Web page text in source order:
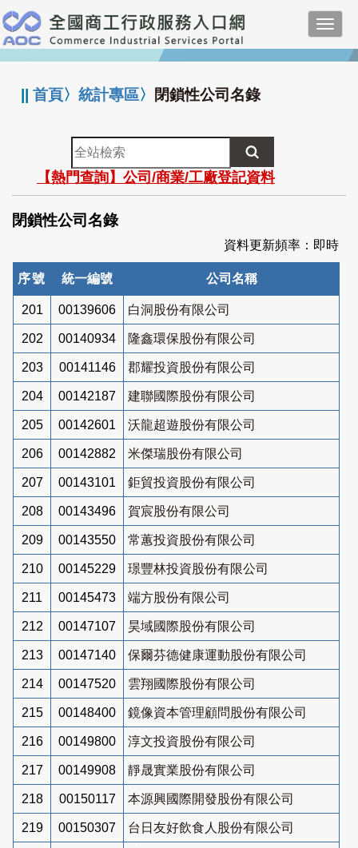
跳
到
主
要
:::
||首頁〉統計專區〉 閉鎖性公司名錄
全
站
檢
索
【熱門查詢】公司/商業/工廠登記資料
閉鎖性公司名錄
資料更新頻率：即時
序號 統一編號 公司名稱
201 00139606 白洞股份有限公司
202 00140934 隆鑫環保股份有限公司
203 00141146 郡耀投資股份有限公司
204 00142187 建聯國際股份有限公司
205 00142601 沃龍超遊股份有限公司
206 00142882 米傑瑞股份有限公司
207 00143101 鉅貿投資股份有限公司
208 00143496 賀宸股份有限公司
209 00143550 常蕙投資股份有限公司
210 00145229 璟豐林投資股份有限公司
211 00145473 端方股份有限公司
212 00147107 昊域國際股份有限公司
213 00147140 保爾芬德健康運動股份有限公司
214 00147520 雲翔國際股份有限公司
215 00148400 鏡像資本管理顧問股份有限公司
216 00149800 淳文投資股份有限公司
217 00149908 靜晟實業股份有限公司
218 00150117 本源興國際開發股份有限公司
219 00150307 台日友好飲食人股份有限公司